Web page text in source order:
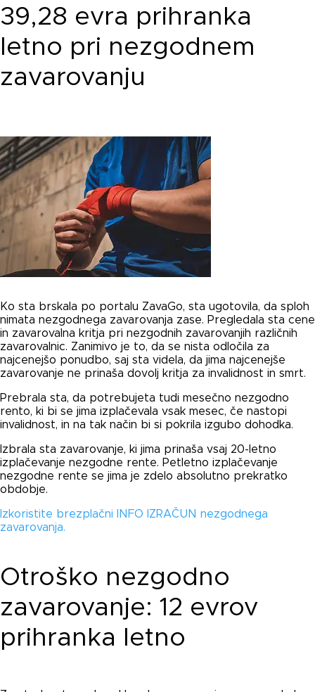
39,28 evra prihranka
letno pri nezgodnem
zavarovanju
Ko sta brskala po portalu ZavaGo, sta ugotovila, da sploh
nimata nezgodnega zavarovanja zase. Pregledala sta cene
in zavarovalna kritja pri nezgodnih zavarovanjih različnih
zavarovalnic. Zanimivo je to, da se nista odločila za
najcenejšo ponudbo, saj sta videla, da jima najcenejše
zavarovanje ne prinaša dovolj kritja za invalidnost in smrt.
Prebrala sta, da potrebujeta tudi mesečno nezgodno
rento, ki bi se jima izplačevala vsak mesec, če nastopi
invalidnost, in na tak način bi si pokrila izgubo dohodka.
Izbrala sta zavarovanje, ki jima prinaša vsaj 20-letno
izplačevanje nezgodne rente. Petletno izplačevanje
nezgodne rente se jima je zdelo absolutno prekratko
obdobje.
Izkoristite brezplačni INFO IZRAČUN nezgodnega
zavarovanja.
Otroško nezgodno
zavarovanje: 12 evrov
prihranka letno